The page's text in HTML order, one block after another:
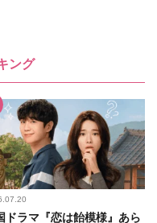
ング
ドラマ『恋は飴模様』あら